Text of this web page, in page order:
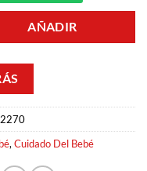
AÑADIR
, Cuidado Del Bebé